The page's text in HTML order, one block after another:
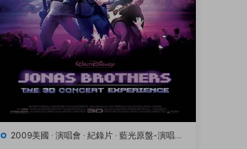
2009美國 · 演唱會 · 紀錄片 · 藍光原盤-演唱會